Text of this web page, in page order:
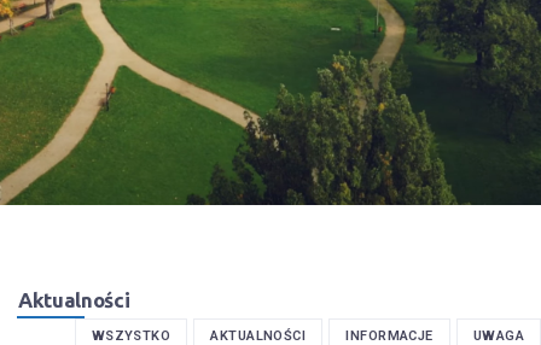
Aktualności
WSZYSTKO AKTUALNOŚCI INFORMACJE UWAGA